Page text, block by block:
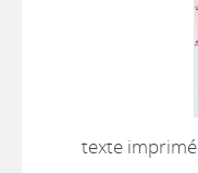
texte imprimé